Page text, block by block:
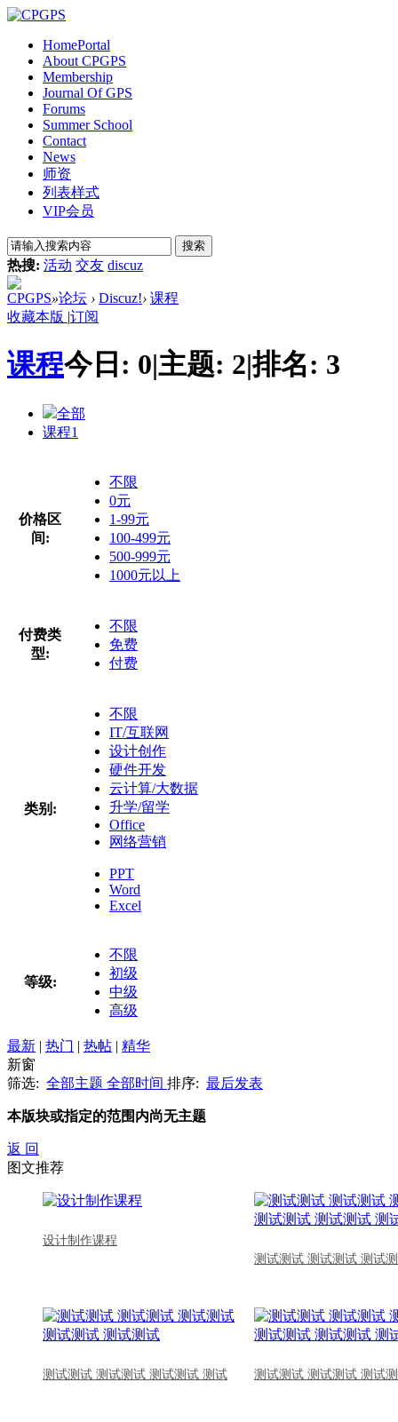
HomePortal
About CPGPS
Membership
Journal Of GPS
Forums
Summer School
Contact
News
师资
列表样式
VIP会员
搜索
热搜: 活动 交友 discuz
CPGPS»论坛 › Discuz!› 课程
收藏本版 |订阅
课程今日: 0|主题: 2|排名: 3
全部
课程1
价格区
间:
不限
0元
1-99元
100-499元
500-999元
1000元以上
付费类
型:
不限
免费
付费
类别:
不限
IT/互联网
设计创作
硬件开发
云计算/大数据
升学/留学
Office
网络营销
PPT
Word
Excel
等级:
不限
初级
中级
高级
最新 | 热门 | 热帖 | 精华
新窗
筛选: 全部主题 全部时间 排序: 最后发表
本版块或指定的范围内尚无主题
返 回
图文推荐
设计制作课程
测试测试 测试测试 测试
测试测试 测试测试 测试测试 测试 测试测试 测试测试 测试